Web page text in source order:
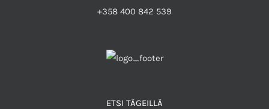
+358 400 842 539
ETSI TÄGEILLÄ